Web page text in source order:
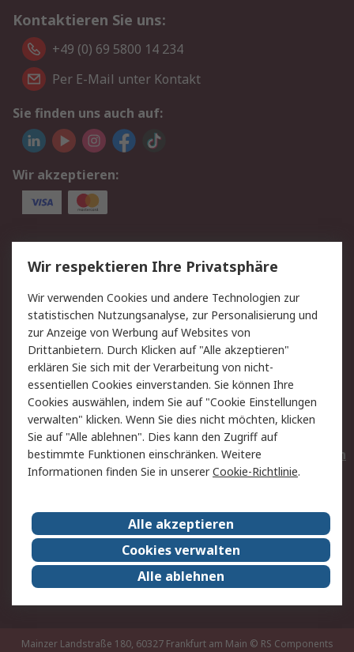
Kontaktieren Sie uns:
+49 (0) 69 5800 14 234
Per E-Mail unter Kontakt
Sie finden uns auch auf:
Wir akzeptieren:
Service
Value Added Services
Lieferlösungen
Rücksendungen
Kontakt
Hilfe
Privatkunden
Rechtliches
AGB
Datenschutz
Cookie-Richtlinie
Zahlungsbedingungen
Copyright/Impressum
Entsorgung
Elektrogeräte/Batterien
RS weltweit
Karriere bei RS
Nachhaltigkeit
Qualität/Umwelt/ZertifikatePresse-Center
Event-Center
Mainzer Landstraße 180, 60327 Frankfurt am Main © RS Components
Wir respektieren Ihre Privatsphäre
Wir verwenden Cookies und andere Technologien zur
statistischen Nutzungsanalyse, zur Personalisierung und
zur Anzeige von Werbung auf Websites von
Drittanbietern. Durch Klicken auf "Alle akzeptieren"
erklären Sie sich mit der Verarbeitung von nicht-
essentiellen Cookies einverstanden. Sie können Ihre
Cookies auswählen, indem Sie auf "Cookie Einstellungen
verwalten" klicken. Wenn Sie dies nicht möchten, klicken
Sie auf "Alle ablehnen". Dies kann den Zugriff auf
bestimmte Funktionen einschränken. Weitere
Informationen finden Sie in unsererCookie-Richtlinie.
Alle akzeptieren
Cookies verwalten
Alle ablehnen